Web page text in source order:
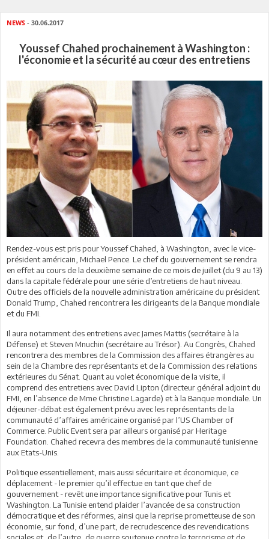
NEWS - 30.06.2017
Youssef Chahed prochainement à Washington :
l'économie et la sécurité au cœur des entretiens
Rendez-vous est pris pour Youssef Chahed, à Washington, avec le vice-
président américain, Michael Pence. Le chef du gouvernement se rendra
en effet au cours de la deuxième semaine de ce mois de juillet (du 9 au 13)
dans la capitale fédérale pour une série d’entretiens de haut niveau.
Outre des officiels de la nouvelle administration américaine du président
Donald Trump, Chahed rencontrera les dirigeants de la Banque mondiale
et du FMI.
Il aura notamment des entretiens avec James Mattis (secrétaire à la
Défense) et Steven Mnuchin (secrétaire au Trésor). Au Congrès, Chahed
rencontrera des membres de la Commission des affaires étrangères au
sein de la Chambre des représentants et de la Commission des relations
extérieures du Sénat. Quant au volet économique de la visite, il
comprend des entretiens avec David Lipton (directeur général adjoint du
FMI, en l’absence de Mme Christine Lagarde) et à la Banque mondiale. Un
déjeuner-débat est également prévu avec les représentants de la
communauté d’affaires américaine organisé par l’US Chamber of
Commerce. Public Event sera par ailleurs organisé par Heritage
Foundation. Chahed recevra des membres de la communauté tunisienne
aux Etats-Unis.
Politique essentiellement, mais aussi sécuritaire et économique, ce
déplacement - le premier qu’il effectue en tant que chef de
gouvernement - revêt une importance significative pour Tunis et
Washington. La Tunisie entend plaider l’avancée de sa construction
démocratique et des réformes, ainsi que la reprise prometteuse de son
économie, sur fond, d’une part, de recrudescence des revendications